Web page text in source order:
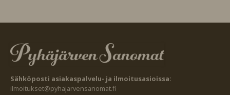
Sähköposti asiakaspalvelu- ja ilmoitusasioissa:
ilmoitukset@pyhajarvensanomat.fi